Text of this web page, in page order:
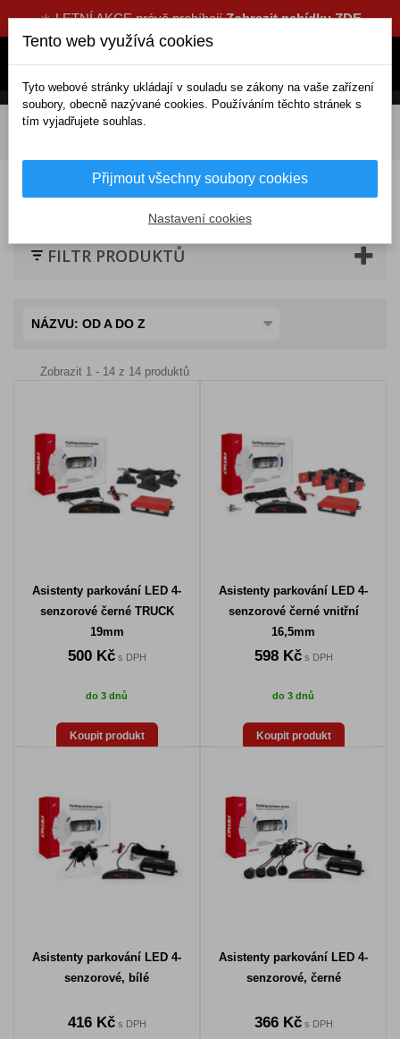
☀️ LETNÍ AKCE právě probíhajíZobrazit nabídku ZDE
DOMOV Elektrické doplňky
LED displej do auta
FILTR PRODUKTŮ
NÁZVU: OD A DO Z
Zobrazit 1 - 14 z 14 produktů
Asistenty parkování LED 4-
senzorové černé TRUCK
19mm
500 Kčs DPH
do 3 dnů
Koupit produkt
Asistenty parkování LED 4-
senzorové černé vnitřní
16,5mm
598 Kčs DPH
do 3 dnů
Koupit produkt
Asistenty parkování LED 4-
senzorové, bílé
416 Kčs DPH
Asistenty parkování LED 4-
senzorové, černé
366 Kčs DPH
Tento web využívá cookies
Tyto webové stránky ukládají v souladu se zákony na vaše zařízení
soubory, obecně nazývané cookies. Používáním těchto stránek s
tím vyjadřujete souhlas.
Přijmout všechny soubory cookies
Nastavení cookies